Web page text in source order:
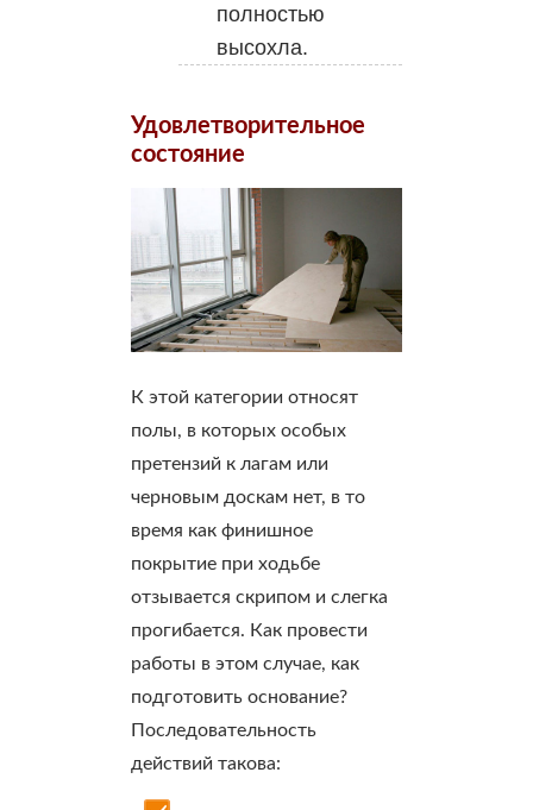
полностью
высохла.
Удовлетворительное
состояние
К этой категории относят
полы, в которых особых
претензий к лагам или
черновым доскам нет, в то
время как финишное
покрытие при ходьбе
отзывается скрипом и слегка
прогибается. Как провести
работы в этом случае, как
подготовить основание?
Последовательность
действий такова: